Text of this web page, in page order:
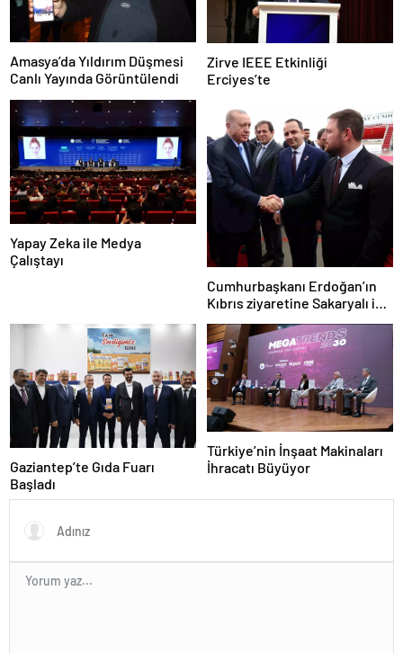
Amasya’da Yıldırım Düşmesi
Canlı Yayında Görüntülendi
Zirve IEEE Etkinliği
Erciyes’te
Yapay Zeka ile Medya
Çalıştayı
Cumhurbaşkanı Erdoğan’ın
Kıbrıs ziyaretine Sakaryalı iş
Gaziantep’te Gıda Fuarı
Başladı
Türkiye’nin İnşaat Makinaları
İhracatı Büyüyor